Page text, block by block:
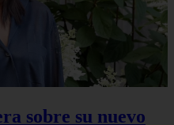
sobre su nuevo